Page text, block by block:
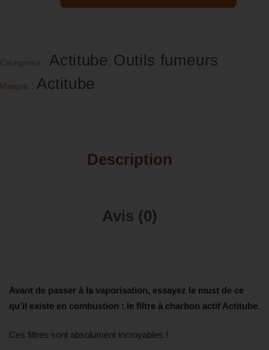
Catégories : Actitube Outils fumeurs
Marque : Actitube
Description
Avis (0)
Avant de passer à la vaporisation, essayez le must de ce
qu’il existe en combustion : le filtre à charbon actif Actitube.
Ces filtres sont absolument incroyables !